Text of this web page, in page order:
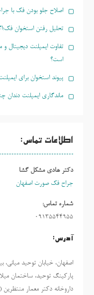
اصلاح جلو بودن فک با
تحلیل رفتن استخوان
تفاوت ایمپلنت دیجیتال و
است؟
پیوند استخوان برای
ماندگاری ایمپلنت دندان
اطلاعات تماس:
دکتر هادی مشکل گشا
جراح فک صورت اصفهان
شماره تماس:
09135544955
آدرس:
اصفهان، خیابان توحید میانی،
داروخانه دکتر معمار منتظرین